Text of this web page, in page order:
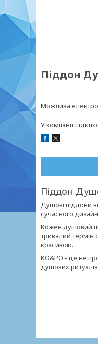
Піддон
У компанії
Піддон
Душові піддони
сучасного
Кожен душовий
тривалий термін
красивою.
KO&PO - це не
душових